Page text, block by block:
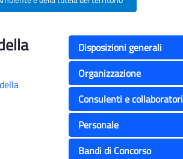
tutela del territorio
Disposizioni generali
Organizzazione
Consulenti e collaboratori
Personale
Bandi di Concorso